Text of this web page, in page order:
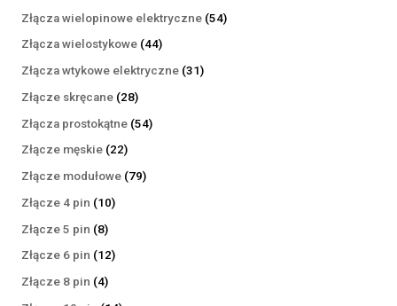
produktów
Złącza wielopinowe elektryczne 5454
Złącza wielostykowe 4444
produkty
Złącza wtykowe elektryczne 3131
Złącze skręcane 2828
produktów
Złącza prostokątne 5454
Złącze męskie 2222
produkty
Złącze modułowe 7979
Złącze 4 pin 1010
Złącze 5 pin 88
produktów
Złącze 6 pin 1212
Złącze 8 pin 44
produkty